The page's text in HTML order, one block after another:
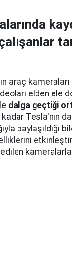
araç
elden ele
dalga geçtiği
Tesla'nın
paylaşıldığı